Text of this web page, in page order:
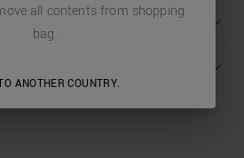
all contents from shopping
bag.
ANOTHER COUNTRY.